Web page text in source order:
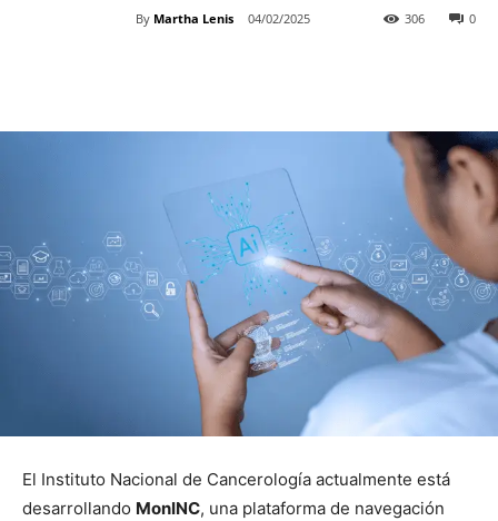
By Martha Lenis 04/02/2025 0
306
El Instituto Nacional de Cancerología actualmente está
desarrollando MonINC, una plataforma de navegación